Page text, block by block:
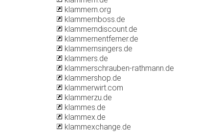
klammern.org
klammernboss.de
klammerndiscount.de
klammernentferner.de
klammernsingers.de
klammers.de
klammerschrauben-rathmann.de
klammershop.de
klammerwirt.com
klammerzu.de
klammes.de
klammex.de
klammexchange.de